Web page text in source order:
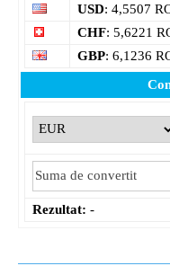
USD: 4,5507
CHF: 5,6221
GBP: 6,1236
Rezultat: -